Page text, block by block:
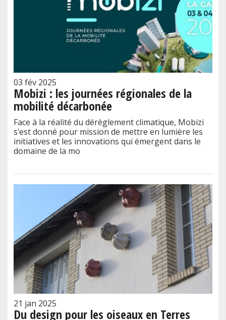
03 fév 2025
Mobizi : les journées régionales de la
mobilité décarbonée
Face à la réalité du dérèglement climatique, Mobizi
s’est donné pour mission de mettre en lumière les
initiatives et les innovations qui émergent dans le
domaine de la mo
21 jan 2025
Du design pour les oiseaux en Terres